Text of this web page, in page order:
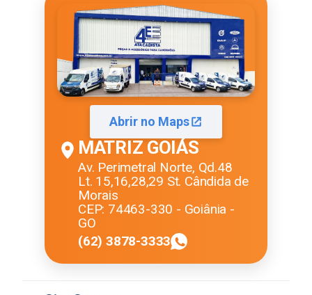
Abrir no Maps
MATRIZ GOIÁS
Av. Perimetral Norte, Qd.48
Lt. 15,16,28,29 St. Cândida de
Morais
CEP: 74463-330 - Goiânia -
GO
(62) 3878-3333